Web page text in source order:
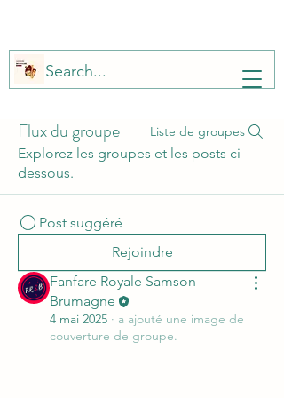
Flux du groupe Liste de groupes
Explorez les groupes et les posts ci-
dessous.
Post suggéré
Rejoindre
Fanfare Royale Samson
Brumagne
4 mai 2025 · a ajouté une image de
couverture de groupe.